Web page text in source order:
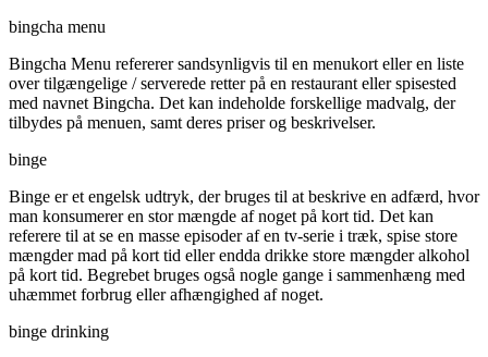
bingcha menu
Bingcha Menu refererer sandsynligvis til en menukort eller en liste
over tilgængelige / serverede retter på en restaurant eller spisested
med navnet Bingcha. Det kan indeholde forskellige madvalg, der
tilbydes på menuen, samt deres priser og beskrivelser.
binge
Binge er et engelsk udtryk, der bruges til at beskrive en adfærd, hvor
man konsumerer en stor mængde af noget på kort tid. Det kan
referere til at se en masse episoder af en tv-serie i træk, spise store
mængder mad på kort tid eller endda drikke store mængder alkohol
på kort tid. Begrebet bruges også nogle gange i sammenhæng med
uhæmmet forbrug eller afhængighed af noget.
binge drinking